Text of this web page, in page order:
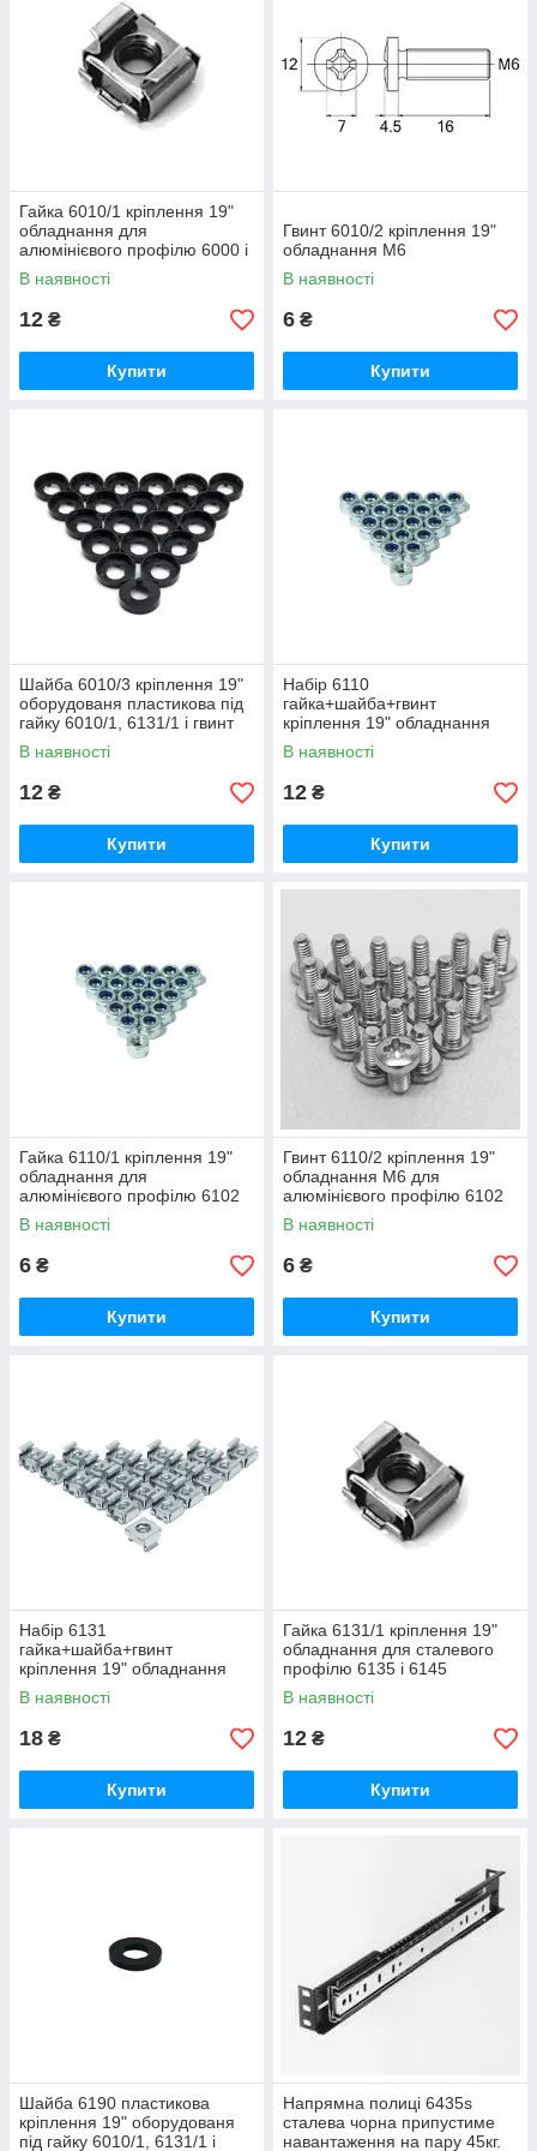
Як зробити покупку?
Виберіть
Вам товар
Зателефон
уйте за
нашими
заявку на
сайті
уємо
для
узгодження
інформації
Внесіть
вибравши
спосіб
покупку по
Гайка 6010/1 кріплення 19"
обладнання для
алюмінієвого профілю 6000 і
6108
В наявності
12 ₴
Купити
Гвинт 6010/2 кріплення 19"
обладнання М6
В наявності
6 ₴
Купити
Шайба 6010/3 кріплення 19"
оборудованя пластикова під
гайку 6010/1, 6131/1 і гвинт
М6
В наявності
12 ₴
Купити
Набір 6110
гайка+шайба+гвинт
кріплення 19" обладнання
для алюмінієвого профілю
6102
В наявності
12 ₴
Купити
Гайка 6110/1 кріплення 19"
обладнання для
алюмінієвого профілю 6102
В наявності
6 ₴
Купити
Гвинт 6110/2 кріплення 19"
обладнання М6 для
алюмінієвого профілю 6102
В наявності
6 ₴
Купити
Набір 6131
гайка+шайба+гвинт
кріплення 19" обладнання
для сталевого профілю 6135
і 6145
В наявності
18 ₴
Купити
Гайка 6131/1 кріплення 19"
обладнання для сталевого
профілю 6135 і 6145
В наявності
12 ₴
Купити
Шайба 6190 пластикова
кріплення 19" оборудованя
під гайку 6010/1, 6131/1 і
Напрямна полиці 6435s
сталева чорна припустиме
навантаження на пару 45кг.